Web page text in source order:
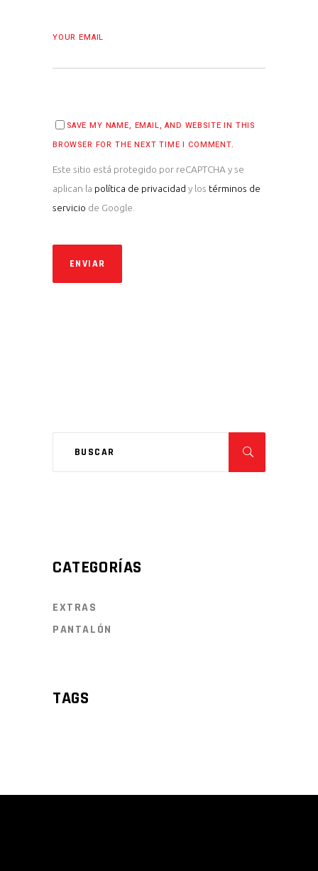
YOUR EMAIL
SAVE MY NAME, EMAIL, AND WEBSITE IN THIS
BROWSER FOR THE NEXT TIME I COMMENT.
Este sitio está protegido por reCAPTCHA y se
aplican la política de privacidad y los términos de
servicio de Google.
ENVIAR
CATEGORÍAS
EXTRAS
PANTALÓN
TAGS